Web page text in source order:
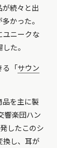
が続々と出
かった。
ユニークな
た。
「 サウン
品を主に製
響楽団ハン
したこのシ
換し、耳が